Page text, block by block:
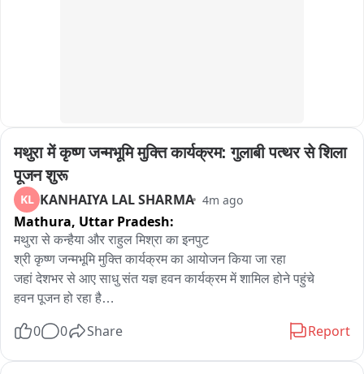
मथुरा में कृष्ण जन्मभूमि मुक्ति कार्यक्रम: गुलाबी पत्थर से शिला
पूजन शुरू
KL KANHAIYA LAL SHARMA 4m ago
Mathura, Uttar Pradesh:
मथुरा से कन्हैया और राहुल मिश्रा का इनपुट
श्री कृष्ण जन्मभूमि मुक्ति कार्यक्रम का आयोजन किया जा रहा
जहां देशभर से आए साधु संत यज्ञ हवन कार्यक्रम में शामिल होने पहुंचे
हवन पूजन हो रहा है
अयोध्या श्रीराम जन्मभूमि मंदिर निर्माण में इसी गुलाबी पत्थर का इस्तेमाल
0 0 Share Report